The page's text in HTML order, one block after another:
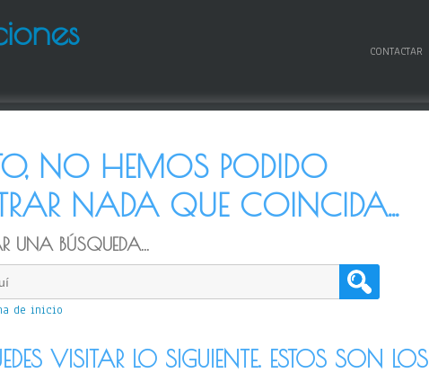
CONTACTAR
NO HEMOS PODIDO
NADA QUE COINCIDA...
UNA BÚSQUEDA...
de inicio
VISITAR LO SIGUIENTE. ESTOS SON LOS